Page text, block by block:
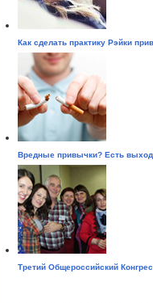
Как сделать практику Рэйки
Вредные привычки? Есть
Третий Общероссийский